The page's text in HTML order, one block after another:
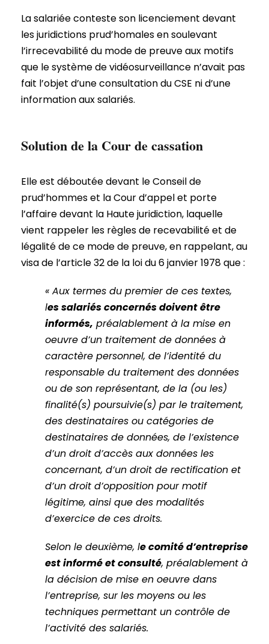
La salariée conteste son licenciement devant
les juridictions prud’homales en soulevant
l’irrecevabilité du mode de preuve aux motifs
que le système de vidéosurveillance n’avait pas
fait l’objet d’une consultation du CSE ni d’une
information aux salariés.
Solution de la Cour de cassation
Elle est déboutée devant le Conseil de
prud’hommes et la Cour d’appel et porte
l’affaire devant la Haute juridiction, laquelle
vient rappeler les règles de recevabilité et de
légalité de ce mode de preuve, en rappelant, au
visa de l’article 32 de la loi du 6 janvier 1978 que :
« Aux termes du premier de ces textes,
les salariés concernés doivent être
informés, préalablement à la mise en
oeuvre d’un traitement de données à
caractère personnel, de l’identité du
responsable du traitement des données
ou de son représentant, de la (ou les)
finalité(s) poursuivie(s) par le traitement,
des destinataires ou catégories de
destinataires de données, de l’existence
d’un droit d’accès aux données les
concernant, d’un droit de rectification et
d’un droit d’opposition pour motif
légitime, ainsi que des modalités
d’exercice de ces droits.
Selon le deuxième, le comité d’entreprise
est informé et consulté, préalablement à
la décision de mise en oeuvre dans
l’entreprise, sur les moyens ou les
techniques permettant un contrôle de
l’activité des salariés.